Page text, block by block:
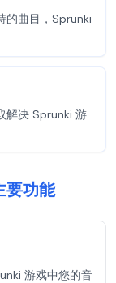
的曲目，Sprunki
解决 Sprunki 游
功能
游戏中您的音